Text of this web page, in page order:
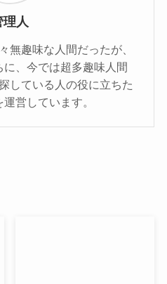
理人
無趣味な人間だったが、
、今では超多趣味人間
している人の役に立ちた
営しています。